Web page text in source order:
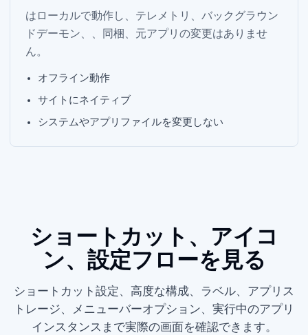
Parall はローカルで動作し、テレメトリ、バックグラウン
ドデーモン、Electron、同梱 Chrome、元アプリの変更はありませ
ん。
オフライン動作
Web サイトにネイティブ WebKit
システムやアプリファイルを変更しない
ショートカット、Dock アイコ
ン、設定フローを見る
ショートカット設定、高度な構成、Dock ラベル、Web アプリス
トレージ、メニューバーオプション、実行中のアプリ
インスタンスまで実際の Parall 画面を確認できます。